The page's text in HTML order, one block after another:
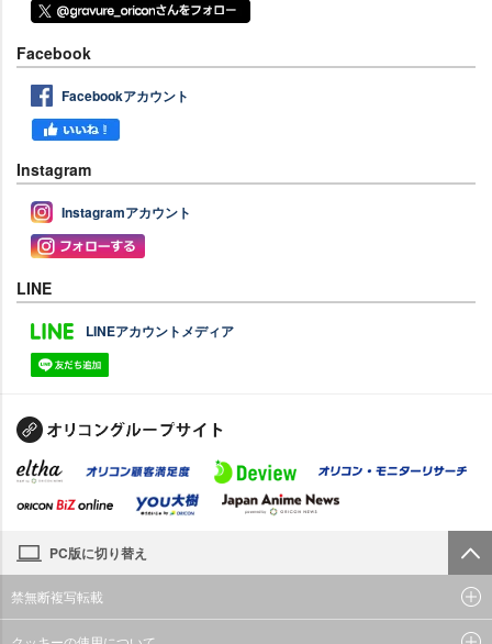
Facebook
Facebookアカウント
Instagram
Instagramアカウント
LINE
LINEアカウントメディア
PC版に切り替え
禁無断複写転載